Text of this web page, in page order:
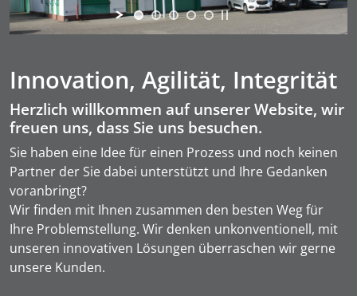
Innovation, Agilität, Integrität
Herzlich willkommen auf unserer Website, wir
freuen uns, dass Sie uns besuchen.
Sie haben eine Idee für einen Prozess und noch keinen
Partner der Sie dabei unterstützt und Ihre Gedanken
voranbringt?
Wir finden mit Ihnen zusammen den besten Weg für
Ihre Problemstellung. Wir denken unkonventionell, mit
unseren innovativen Lösungen überraschen wir gerne
unsere Kunden.